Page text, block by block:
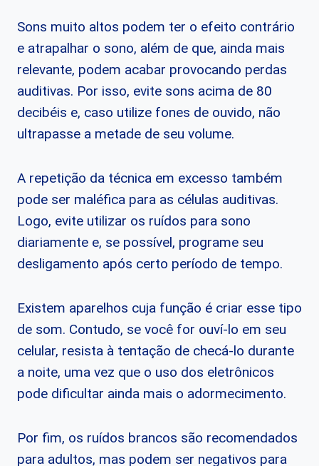
Sons muito altos podem ter o efeito contrário
e atrapalhar o sono, além de que, ainda mais
relevante, podem acabar provocando perdas
auditivas. Por isso, evite sons acima de 80
decibéis e, caso utilize fones de ouvido, não
ultrapasse a metade de seu volume.
A repetição da técnica em excesso também
pode ser maléfica para as células auditivas.
Logo, evite utilizar os ruídos para sono
diariamente e, se possível, programe seu
desligamento após certo período de tempo.
Existem aparelhos cuja função é criar esse tipo
de som. Contudo, se você for ouví-lo em seu
celular, resista à tentação de checá-lo durante
a noite, uma vez que o uso dos eletrônicos
pode dificultar ainda mais o adormecimento.
Por fim, os ruídos brancos são recomendados
para adultos, mas podem ser negativos para